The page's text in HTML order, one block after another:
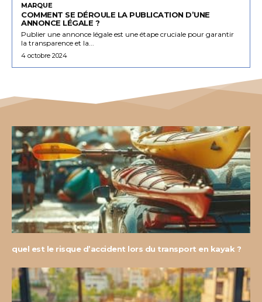
MARQUE
COMMENT SE DÉROULE LA PUBLICATION D’UNE
ANNONCE LÉGALE ?
Publier une annonce légale est une étape cruciale pour garantir
la transparence et la...
4 octobre 2024
quel est le risque d’accident lors du transport en kayak ?